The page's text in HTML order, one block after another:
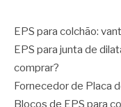
EPS para colchão:
EPS para junta de
comprar?
Fornecedor de Placa
Blocos de EPS para